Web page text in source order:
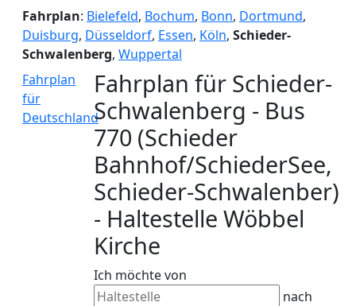
Fahrplan: Bielefeld, Bochum, Bonn, Dortmund,
Duisburg, Düsseldorf, Essen, Köln, Schieder-
Schwalenberg, Wuppertal
Fahrplan
für
Deutschland
Fahrplan für Schieder-
Schwalenberg - Bus
770 (Schieder
Bahnhof/SchiederSee,
Schieder-Schwalenber)
- Haltestelle Wöbbel
Kirche
Ich möchte von
nach